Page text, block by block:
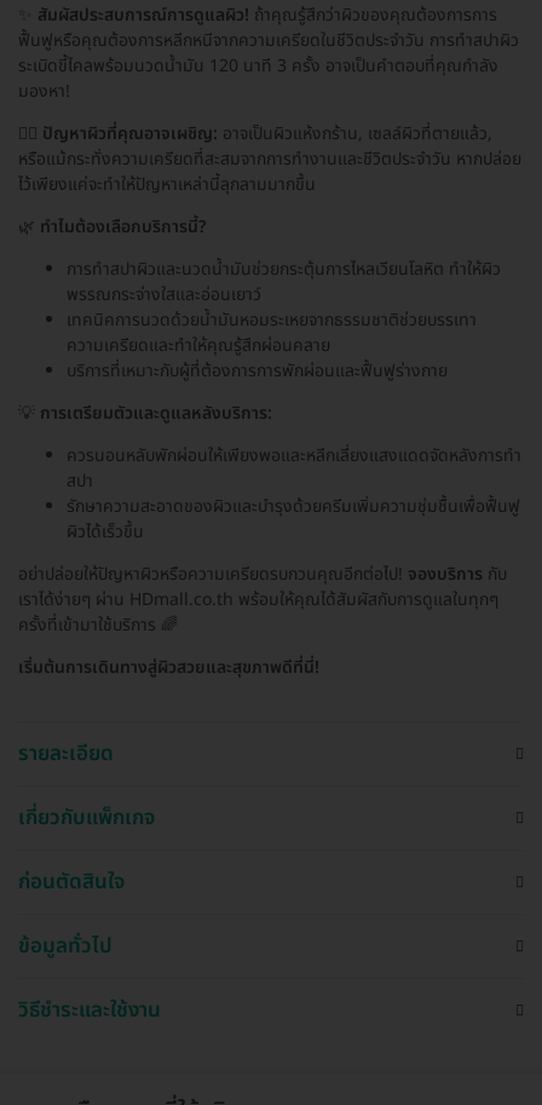
สัมผัสประสบการณ์การดูแลผิว! ถ้าคุณรู้สึกว่าผิวของคุณต้องการการ
ฟื้นฟูหรือคุณต้องการหลีกหนีจากความเครียดในชีวิตประจำวัน การทำสปาผิว
ระเบิดขี้ไคลพร้อมนวดน้ำมัน 120 นาที 3 ครั้ง อาจเป็นคำตอบที่คุณกำลัง
มองหา!
💆‍♀️ ปัญหาผิวที่คุณอาจเผชิญ: อาจเป็นผิวแห้งกร้าน, เซลล์ผิวที่ตายแล้ว,
หรือแม้กระทั่งความเครียดที่สะสมจากการทำงานและชีวิตประจำวัน หากปล่อย
ไว้เพียงแค่จะทำให้ปัญหาเหล่านี้ลุกลามมากขึ้น
🌿 ทำไมต้องเลือกบริการนี้?
การทำสปาผิวและนวดน้ำมันช่วยกระตุ้นการไหลเวียนโลหิต ทำให้ผิว
พรรณกระจ่างใสและอ่อนเยาว์
เทคนิคการนวดด้วยน้ำมันหอมระเหยจากธรรมชาติช่วยบรรเทา
ความเครียดและทำให้คุณรู้สึกผ่อนคลาย
บริการที่เหมาะกับผู้ที่ต้องการการพักผ่อนและฟื้นฟูร่างกาย
💡 การเตรียมตัวและดูแลหลังบริการ:
ควรนอนหลับพักผ่อนให้เพียงพอและหลีกเลี่ยงแสงแดดจัดหลังการทำ
สปา
รักษาความสะอาดของผิวและบำรุงด้วยครีมเพิ่มความชุ่มชื้นเพื่อฟื้นฟู
ผิวได้เร็วขึ้น
อย่าปล่อยให้ปัญหาผิวหรือความเครียดรบกวนคุณอีกต่อไป! จองบริการ กับ
เราได้ง่ายๆ ผ่าน HDmall.co.th พร้อมให้คุณได้สัมผัสกับการดูแลในทุกๆ
ครั้งที่เข้ามาใช้บริการ 🌈
เริ่มต้นการเดินทางสู่ผิวสวยและสุขภาพดีที่นี่!
รายละเอียด
เกี่ยวกับแพ็กเกจ
ก่อนตัดสินใจ
ข้อมูลทั่วไป
วิธีชำระและใช้งาน